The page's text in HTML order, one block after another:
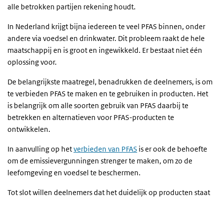
alle betrokken partijen rekening houdt.
In Nederland krijgt bijna iedereen te veel PFAS binnen, onder
andere via voedsel en drinkwater. Dit probleem raakt de hele
maatschappij en is groot en ingewikkeld. Er bestaat niet één
oplossing voor.
De belangrijkste maatregel, benadrukken de deelnemers, is om
te verbieden PFAS te maken en te gebruiken in producten. Het
is belangrijk om alle soorten gebruik van PFAS daarbij te
betrekken en alternatieven voor PFAS-producten te
ontwikkelen.
In aanvulling op hetverbieden van PFAS is er ook de behoefte
om de emissievergunningen strenger te maken, om zo de
leefomgeving en voedsel te beschermen.
Tot slot willen deelnemers dat het duidelijk op producten staat